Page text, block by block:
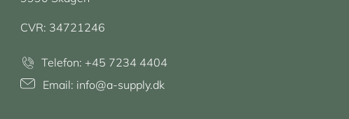
CVR: 34721246
Telefon: +45 7234 4404
Email: info@a-supply.dk